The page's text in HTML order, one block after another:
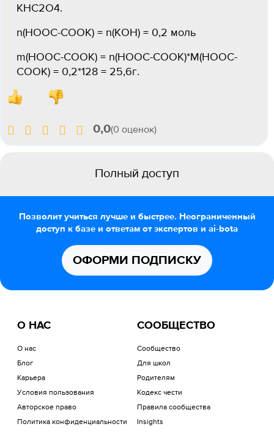
KHC2O4.
n(HOOC-COOK) = n(KOH) = 0,2 моль
m(HOOC-COOK) = n(HOOC-COOK)*M(HOOC-
COOK) = 0,2*128 = 25,6г.
0,0(0 оценок)
Полный доступ
Позволит учиться лучше и быстрее. Неограниченный
доступ к базе и ответам от экспертов и ai-bota
ОФОРМИ ПОДПИСКУ
О НАС
О нас
Блог
Карьера
Условия пользования
Авторское право
Политика конфиденциальности
СООБЩЕСТВО
Сообщество
Для школ
Родителям
Кодекс чести
Правила сообщества
Insights